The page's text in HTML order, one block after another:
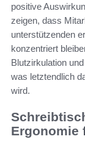
positive
zeigen, dass
unterstützenden
konzentriert
Blutzirkulation
was letztendlich
wird.
Ergonomie